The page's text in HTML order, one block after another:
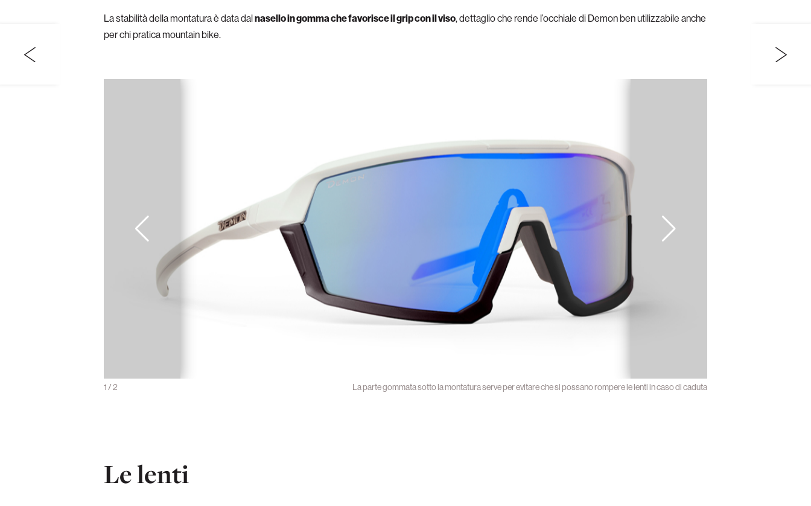
La stabilità della montatura è data dalnasello in gomma che favorisce il grip con il viso, dettaglio che rende l’occhiale di Demon ben utilizzabile anche
per chi pratica mountain bike.
La parte gommata sotto la montatura serve per evitare che si possano rompere le lenti in caso di caduta
1/2
Le lenti